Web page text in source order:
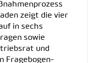
zeigt die vier
in sechs
sowie
und
Fragebogen-